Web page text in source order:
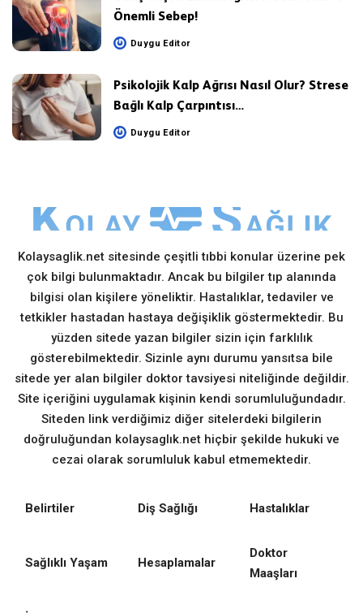
Önemli Sebep!
PostedDuygu Editor
Psikolojik Kalp Ağrısı Nasıl Olur? Strese
Bağlı Kalp Çarpıntısı…
PostedDuygu Editor
Kolaysaglik.net sitesinde çeşitli tıbbi konular üzerine pek
çok bilgi bulunmaktadır. Ancak bu bilgiler tıp alanında
bilgisi olan kişilere yöneliktir. Hastalıklar, tedaviler ve
tetkikler hastadan hastaya değişiklik göstermektedir. Bu
yüzden sitede yazan bilgiler sizin için farklılık
gösterebilmektedir. Sizinle aynı durumu yansıtsa bile
sitede yer alan bilgiler doktor tavsiyesi niteliğinde değildir.
Site içeriğini uygulamak kişinin kendi sorumluluğundadır.
Siteden link verdiğimiz diğer sitelerdeki bilgilerin
doğruluğundan kolaysaglık.net hiçbir şekilde hukuki ve
cezai olarak sorumluluk kabul etmemektedir.
Belirtiler Diş Sağlığı Hastalıklar
Sağlıklı Yaşam Hesaplamalar
Doktor
Maaşları